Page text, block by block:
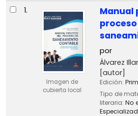
Resultados
1.
Imagen de
cubierta local
Manual
por
Álvarez
[autor]
Edición:
Tipo de
literaria: No